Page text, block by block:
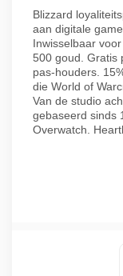
Blizzard
aan digitale
Inwisselbaar
500 goud. Gratis
pas-houders.
die World of
Van de studio
gebaseerd sinds
Overwatch.